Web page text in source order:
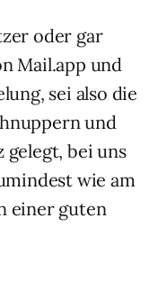
oder gar
Mail.app und
sei also die
und
gelegt, bei uns
wie am
einer guten